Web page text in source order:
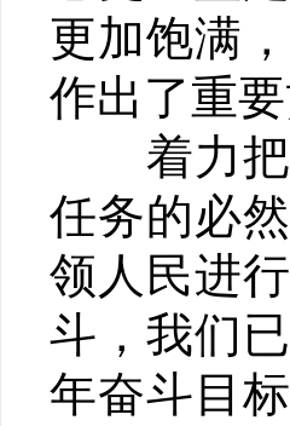
更加饱满
作出了重要
着力把
任务的必
领人民进
斗，我们
年奋斗目